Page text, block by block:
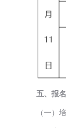
五、报
（一）